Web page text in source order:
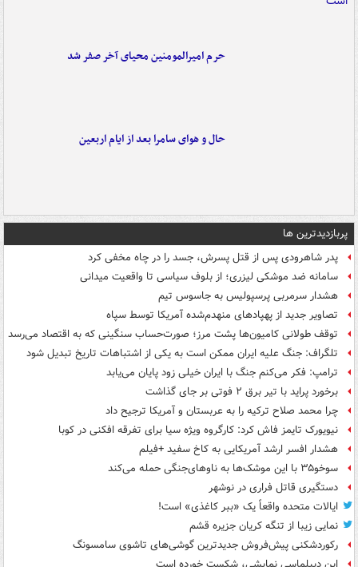
حرم امیرالمومنین محیای آخر صفر شد
حال و هوای سامرا بعد از ایام اربعین
پربازدیدترین ها
پدر شاهرودی پس از قتل پسرش، جسد را در چاه مخفی کرد
سامانه ضد موشکی لیزری؛ از بلوف سیاسی تا واقعیت میدانی
هشدار سرمربی پرسپولیس به جاسوس تیم
تصاویر جدید از پهپادهای منهدم‌شده آمریکا توسط سپاه
توقف طولانی کامیون‌ها پشت مرز؛ صورت‌حساب سنگینی که به اقتصاد می‌رسد
تلگراف: جنگ علیه ایران ممکن است به یکی از اشتباهات تاریخ تبدیل شود
ترامپ: فکر می‌کنم جنگ با ایران خیلی زود پایان می‌یابد
برخورد پراید با تیر برق ۲ فوتی بر جای گذاشت
چرا محمد صلاح ترکیه را به عربستان و آمریکا ترجیح داد
نیویورک تایمز فاش کرد: کارگروه ویژه سیا برای تفرقه افکنی در کوبا
هشدار افسر ارشد آمریکایی به کاخ سفید +فیلم
سوخو۳۵ با این موشک‌ها به ناوهای‌جنگی حمله می‌کند
دستگیری قاتل فراری در نوشهر
ایالات متحده واقعاً یک «ببر کاغذی» است!
نمایی زیبا از تنگه کریان جزیره قشم
رکوردشکنی پیش‌فروش جدیدترین گوشی‌های تاشوی سامسونگ